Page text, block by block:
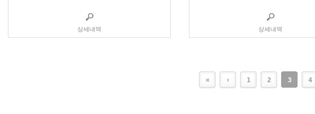
상세내역 상세내역
« ‹ 1 2 3 4